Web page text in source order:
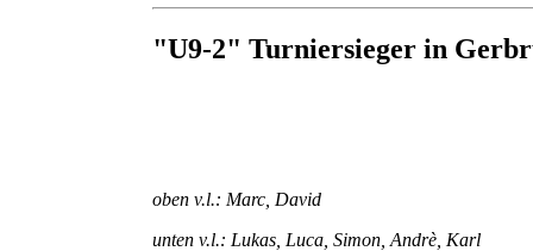
"U9-2" Turniersieger in
oben v.l.: Marc, David
unten v.l.: Lukas, Luca, Simon, Andrè, Karl